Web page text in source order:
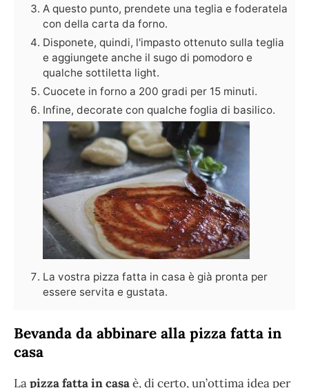
A questo punto, prendete una teglia e foderatela
con della carta da forno.
Disponete, quindi, l'impasto ottenuto sulla teglia
e aggiungete anche il sugo di pomodoro e
qualche sottiletta light.
Cuocete in forno a 200 gradi per 15 minuti.
Infine, decorate con qualche foglia di basilico.
La vostra pizza fatta in casa è già pronta per
essere servita e gustata.
Bevanda da abbinare alla pizza fatta in
casa
Lapizza fatta in casaè, di certo, un’ottima idea per